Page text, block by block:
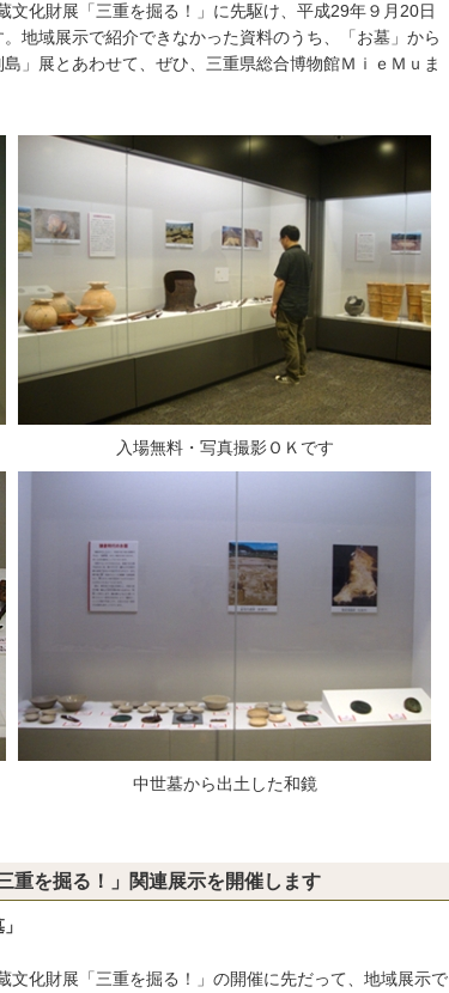
化財展「三重を掘る！」に先駆け、平成29年９月20日
地域展示で紹介できなかった資料のうち、「お墓」から
」展とあわせて、ぜひ、三重県総合博物館ＭｉｅＭｕま
入場無料・写真撮影ＯＫです
中世墓から出土した和鏡
を掘る！」関連展示を開催します
化財展「三重を掘る！」の開催に先だって、地域展示で